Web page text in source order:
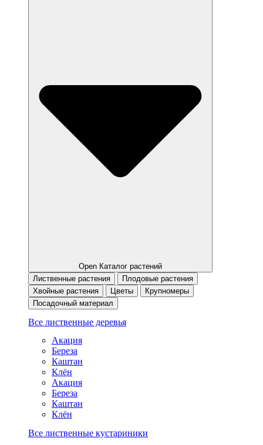
Open Каталог растений
Лиственные растения
Плодовые растения
Хвойные растения
Цветы
Крупномеры
Посадочный материал
Все лиственные деревья
Акация
Береза
Каштан
Клён
Акация
Береза
Каштан
Клён
Все лиственные кустариники